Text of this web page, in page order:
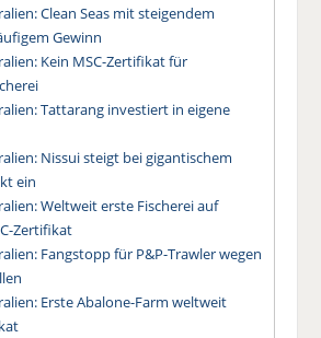
Clean Seas mit steigendem
Gewinn
Kein MSC-Zertifikat für
Tattarang investiert in eigene
Nissui steigt bei gigantischem
ein
Weltweit erste Fischerei auf
Zertifikat
Fangstopp für P&P-Trawler wegen
Erste Abalone-Farm weltweit